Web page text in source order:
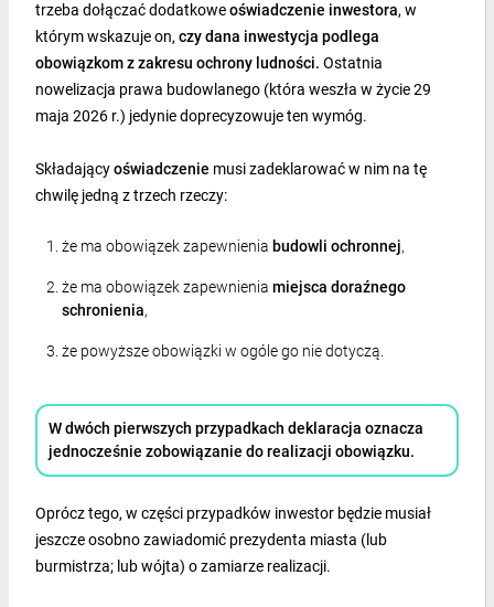
trzeba dołączać dodatkoweoświadczenie inwestora, w
którym wskazuje on,czy dana inwestycja podlega
obowiązkom z zakresu ochrony ludności. Ostatnia
nowelizacja prawa budowlanego (która weszła w życie 29
maja 2026 r.) jedynie doprecyzowuje ten wymóg.
Składającyoświadczenie musi zadeklarować w nim na tę
chwilę jedną z trzech rzeczy:
że ma obowiązek zapewnienia budowli ochronnej,
że ma obowiązek zapewnienia miejsca doraźnego
schronienia,
że powyższe obowiązki w ogóle go nie dotyczą.
W dwóch pierwszych przypadkach deklaracja oznacza
jednocześnie zobowiązanie do realizacji obowiązku.
Oprócz tego, w części przypadków inwestor będzie musiał
jeszcze osobno zawiadomić prezydenta miasta (lub
burmistrza; lub wójta) o zamiarze realizacji.